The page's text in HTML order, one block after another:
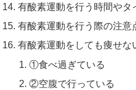
有酸素運動を行う時間やタ
有酸素運動を行う際の注意
有酸素運動をしても痩せな
①食べ過ぎている
②空腹で行っている